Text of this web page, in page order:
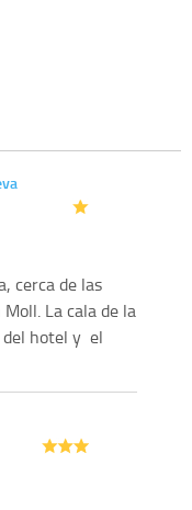
cerca de las
La cala de la
del hotel y el